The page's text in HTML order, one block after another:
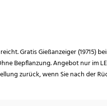
Gratis Gießanzeiger
Bepflanzung. Angebot nur
zurück, wenn Sie nach der